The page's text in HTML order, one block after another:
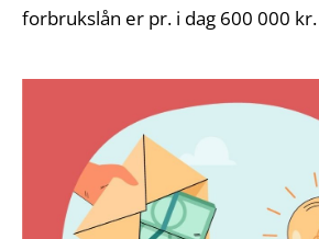
forbrukslån er pr. i dag 600 000 kr.